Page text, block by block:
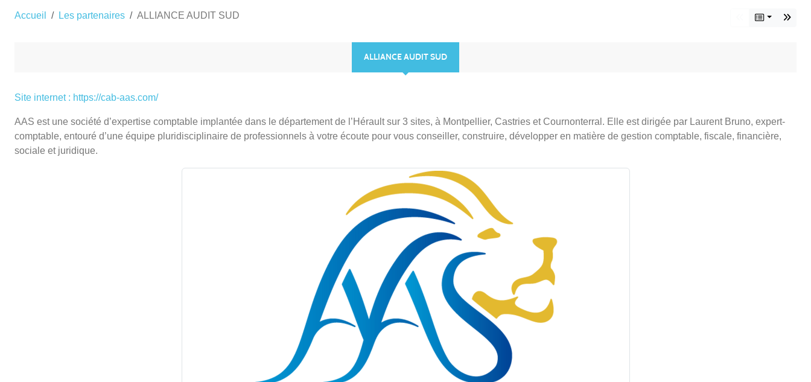
Accueil Les partenaires ALLIANCE AUDIT SUD
ALLIANCE AUDIT SUD
Site internet : https://cab-aas.com/
AAS est une société d’expertise comptable implantée dans le département de l’Hérault sur 3 sites, à Montpellier, Castries et Cournonterral. Elle est dirigée par Laurent Bruno, expert-
comptable, entouré d’une équipe pluridisciplinaire de professionnels à votre écoute pour vous conseiller, construire, développer en matière de gestion comptable, fiscale, financière,
sociale et juridique.